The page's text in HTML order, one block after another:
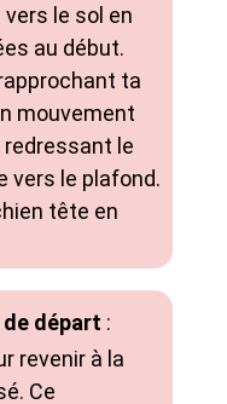
le sol en
au début.
ta
mouvement
redressant le
vers le plafond.
tête en
départ :
revenir à la
Ce